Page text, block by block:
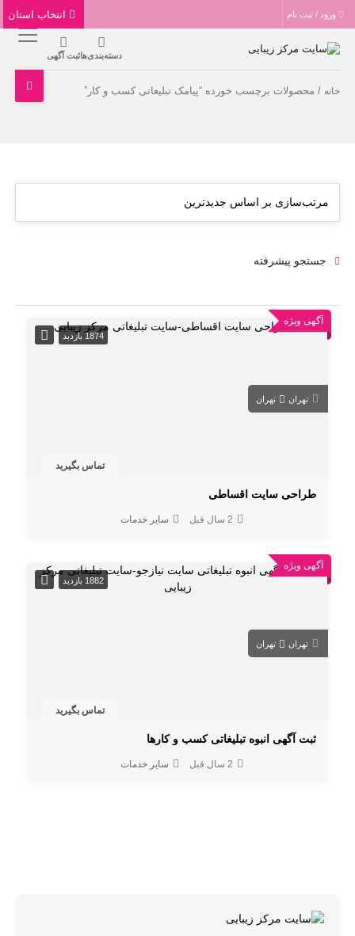
ورود / ثبت نام
دسته‌بندی‌هاثبت آگهی
خانه / محصولات برچسب خورده “پیامک تبلیغاتی کسب و کار”
جستجو پیشرفته
آگهی ویژه
1874 بازدید
تهران تهران
تماس بگیرید
طراحی سایت اقساطی
2 سال قبل سایر خدمات
آگهی ویژه
1882 بازدید
تهران تهران
تماس بگیرید
ثبت آگهی انبوه تبلیغاتی کسب و کارها
2 سال قبل سایر خدمات